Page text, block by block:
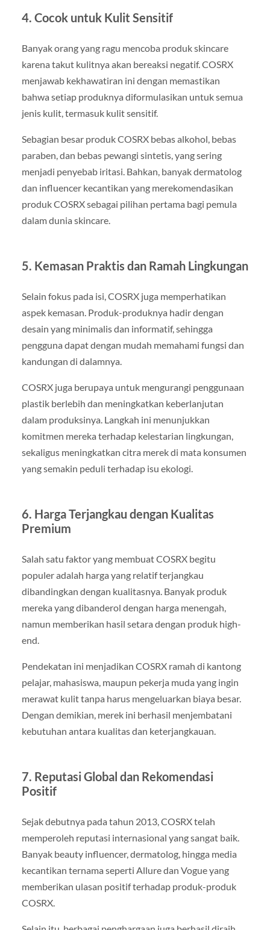
4. Cocok untuk Kulit Sensitif
Banyak orang yang ragu mencoba produk skincare
karena takut kulitnya akan bereaksi negatif. COSRX
menjawab kekhawatiran ini dengan memastikan
bahwa setiap produknya diformulasikan untuk semua
jenis kulit, termasuk kulit sensitif.
Sebagian besar produk COSRX bebas alkohol, bebas
paraben, dan bebas pewangi sintetis, yang sering
menjadi penyebab iritasi. Bahkan, banyak dermatolog
dan influencer kecantikan yang merekomendasikan
produk COSRX sebagai pilihan pertama bagi pemula
dalam dunia skincare.
5. Kemasan Praktis dan Ramah Lingkungan
Selain fokus pada isi, COSRX juga memperhatikan
aspek kemasan. Produk-produknya hadir dengan
desain yang minimalis dan informatif, sehingga
pengguna dapat dengan mudah memahami fungsi dan
kandungan di dalamnya.
COSRX juga berupaya untuk mengurangi penggunaan
plastik berlebih dan meningkatkan keberlanjutan
dalam produksinya. Langkah ini menunjukkan
komitmen mereka terhadap kelestarian lingkungan,
sekaligus meningkatkan citra merek di mata konsumen
yang semakin peduli terhadap isu ekologi.
6. Harga Terjangkau dengan Kualitas
Premium
Salah satu faktor yang membuat COSRX begitu
populer adalah harga yang relatif terjangkau
dibandingkan dengan kualitasnya. Banyak produk
mereka yang dibanderol dengan harga menengah,
namun memberikan hasil setara dengan produk high-
end.
Pendekatan ini menjadikan COSRX ramah di kantong
pelajar, mahasiswa, maupun pekerja muda yang ingin
merawat kulit tanpa harus mengeluarkan biaya besar.
Dengan demikian, merek ini berhasil menjembatani
kebutuhan antara kualitas dan keterjangkauan.
7. Reputasi Global dan Rekomendasi
Positif
Sejak debutnya pada tahun 2013, COSRX telah
memperoleh reputasi internasional yang sangat baik.
Banyak beauty influencer, dermatolog, hingga media
kecantikan ternama seperti Allure dan Vogue yang
memberikan ulasan positif terhadap produk-produk
COSRX.